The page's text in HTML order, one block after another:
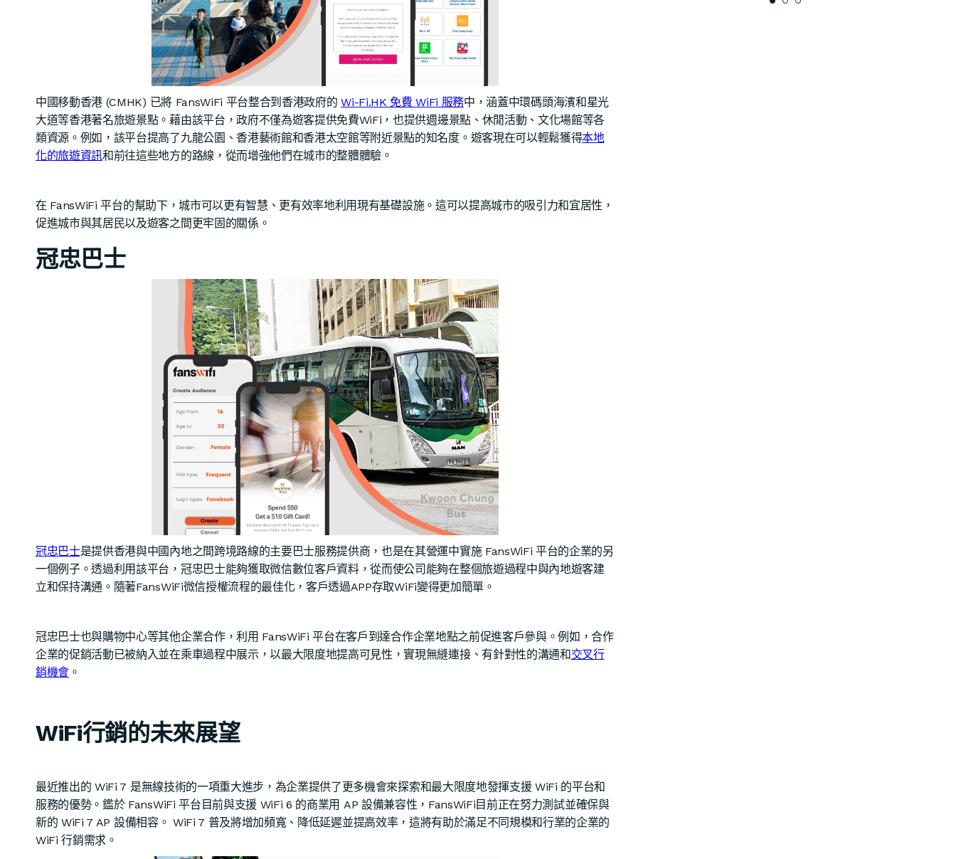
中國移動香港 (CMHK) 已將 FansWiFi 平台整合到香港政府的Wi-Fi.HK 免費 WiFi 服務中，涵蓋中環碼頭海濱和星光
大道等香港著名旅遊景點。藉由該平台，政府不僅為遊客提供免費WiFi，也提供週邊景點、休閒活動、文化場館等各
類資源。例如，該平台提高了九龍公園、香港藝術館和香港太空館等附近景點的知名度。遊客現在可以輕鬆獲得本地
化的旅遊資訊和前往這些地方的路線，從而增強他們在城市的整體體驗。
在 FansWiFi 平台的幫助下，城市可以更有智慧、更有效率地利用現有基礎設施。這可以提高城市的吸引力和宜居性，
促進城市與其居民以及遊客之間更牢固的關係。
冠忠巴士
冠忠巴士是提供香港與中國內地之間跨境路線的主要巴士服務提供商，也是在其營運中實施 FansWiFi 平台的企業的另
一個例子。透過利用該平台，冠忠巴士能夠獲取微信數位客戶資料，從而使公司能夠在整個旅遊過程中與內地遊客建
立和保持溝通。隨著FansWiFi微信授權流程的最佳化，客戶透過APP存取WiFi變得更加簡單。
冠忠巴士也與購物中心等其他企業合作，利用 FansWiFi 平台在客戶到達合作企業地點之前促進客戶參與。例如，合作
企業的促銷活動已被納入並在乘車過程中展示，以最大限度地提高可見性，實現無縫連接、有針對性的溝通和交叉行
銷機會 。
WiFi行銷的未來展望
最近推出的 WiFi 7 是無線技術的一項重大進步，為企業提供了更多機會來探索和最大限度地發揮支援 WiFi 的平台和
服務的優勢。鑑於 FansWiFi 平台目前與支援 WiFi 6 的商業用 AP 設備兼容性，FansWiFi目前正在努力測試並確保與
新的 WiFi 7 AP 設備相容。 WiFi 7 普及將增加頻寬、降低延遲並提高效率，這將有助於滿足不同規模和行業的企業的
WiFi 行銷需求。